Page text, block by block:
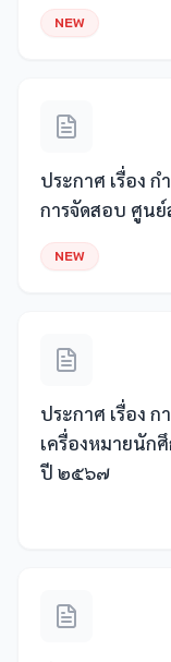
NEW
ประกาศ เรื่อง
การจัดสอบ ศูน
NEW
ประกาศ เรื่อง
เครื่องหมายนัก
ปี ๒๕๖๗